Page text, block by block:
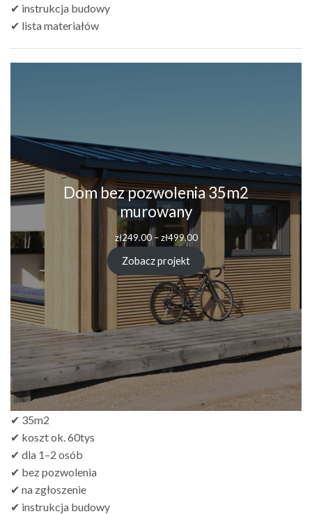
✔ instrukcja budowy
✔ lista materiałów
Dom bez pozwolenia 35m2
murowany
zł249.00 – zł499.00Zakres
cen:
od
zł249.00
do
zł499.00
Zobacz projekt
✔ 35m2
✔ koszt ok. 60tys
✔ dla 1–2 osób
✔ bez pozwolenia
✔ na zgłoszenie
✔ instrukcja budowy